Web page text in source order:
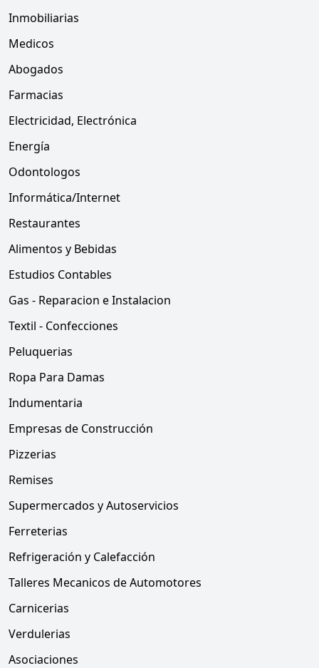
Inmobiliarias
Medicos
Abogados
Farmacias
Electricidad, Electrónica
Energía
Odontologos
Informática/Internet
Restaurantes
Alimentos y Bebidas
Estudios Contables
Gas - Reparacion e Instalacion
Textil - Confecciones
Peluquerias
Ropa Para Damas
Indumentaria
Empresas de Construcción
Pizzerias
Remises
Supermercados y Autoservicios
Ferreterias
Refrigeración y Calefacción
Talleres Mecanicos de Automotores
Carnicerias
Verdulerias
Asociaciones